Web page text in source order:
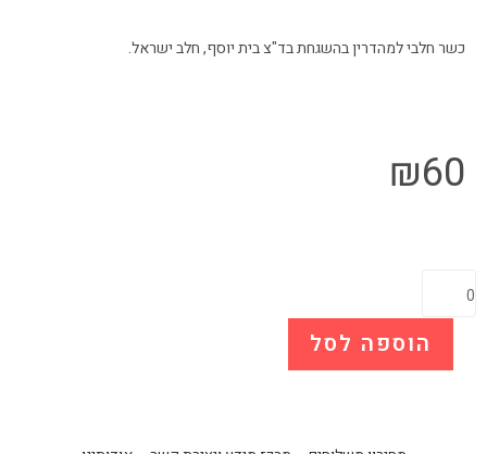
כשר חלבי למהדרין בהשגחת בד"צ בית יוסף, חלב ישראל.
₪60
הוספה לסל